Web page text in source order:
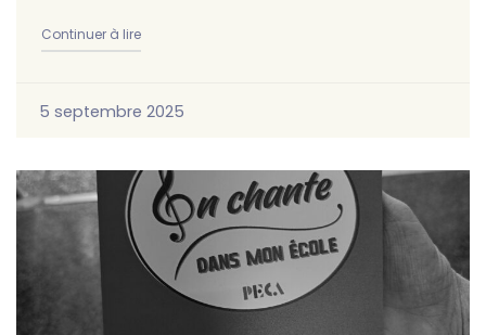
Continuer à lire"La rentrée sous le signe de la Joie pour nos élèves
5 septembre 2025